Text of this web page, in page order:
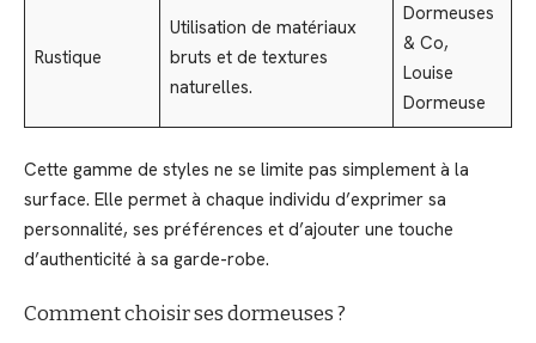
Rustique
Utilisation de matériaux
bruts et de textures
naturelles.
Dormeuses
& Co,
Louise
Dormeuse
Cette gamme de styles ne se limite pas simplement à la
surface. Elle permet à chaque individu d’exprimer sa
personnalité, ses préférences et d’ajouter une touche
d’authenticité à sa garde-robe.
Comment choisir ses dormeuses ?